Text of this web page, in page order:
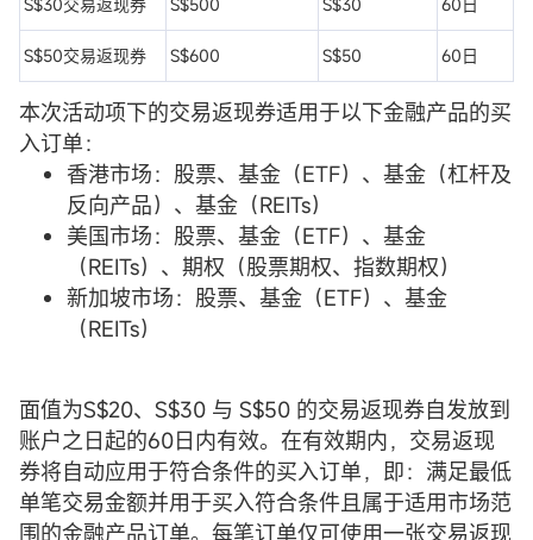
S$50交易返现券 S$600 S$50 60日
本次活动项下的交易返现券适用于以下金融产品的买
入订单：
香港市场：股票、基金（ETF）、基金（杠杆及
反向产品）、基金（REITs）
美国市场：股票、基金（ETF）、基金
（REITs）、期权（股票期权、指数期权）
新加坡市场：股票、基金（ETF）、基金
（REITs）
面值为S$20、S$30 与 S$50 的交易返现券自发放到
账户之日起的60日内有效。在有效期内，交易返现
券将自动应用于符合条件的买入订单，即：满足最低
单笔交易金额并用于买入符合条件且属于适用市场范
围的金融产品订单。每笔订单仅可使用一张交易返现